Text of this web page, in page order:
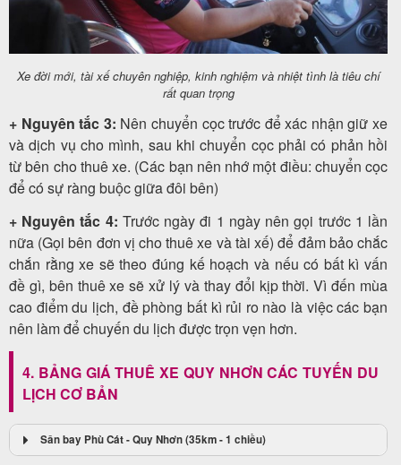
Xe đời mới, tài xế chuyên nghiệp, kinh nghiệm và nhiệt tình là tiêu chí
rất quan trọng
+ Nguyên tắc 3: Nên chuyển cọc trước để xác nhận giữ xe
và dịch vụ cho mình, sau khi chuyển cọc phải có phản hồi
từ bên cho thuê xe. (Các bạn nên nhớ một điều: chuyển cọc
để có sự ràng buộc giữa đôi bên)
+ Nguyên tắc 4: Trước ngày đi 1 ngày nên gọi trước 1 lần
nữa (Gọi bên đơn vị cho thuê xe và tài xế) để đảm bảo chắc
chắn rằng xe sẽ theo đúng kế hoạch và nếu có bất kì vấn
đề gì, bên thuê xe sẽ xử lý và thay đổi kịp thời. Vì đến mùa
cao điểm du lịch, đề phòng bất kì rủi ro nào là việc các bạn
nên làm để chuyến du lịch được trọn vẹn hơn.
4. BẢNG GIÁ THUÊ XE QUY NHƠN CÁC TUYẾN DU
LỊCH CƠ BẢN
Sân bay Phù Cát - Quy Nhơn (35km - 1 chiều)